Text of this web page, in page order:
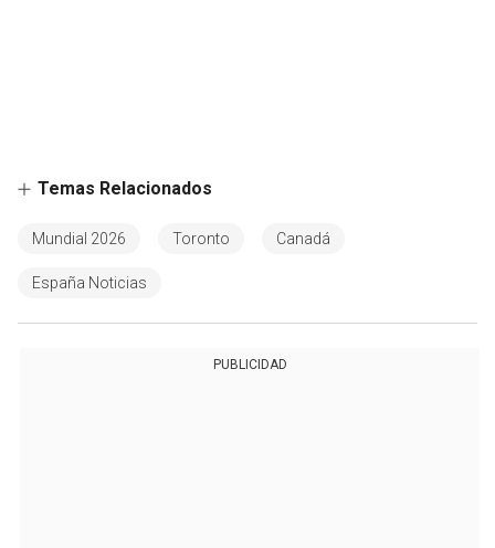
Temas Relacionados
Mundial 2026 Toronto Canadá
España Noticias
PUBLICIDAD